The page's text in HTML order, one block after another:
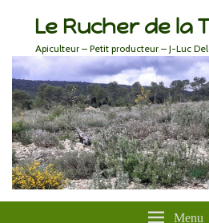
Le Rucher de la
Apiculteur – Petit producteur – J-Luc
Menu